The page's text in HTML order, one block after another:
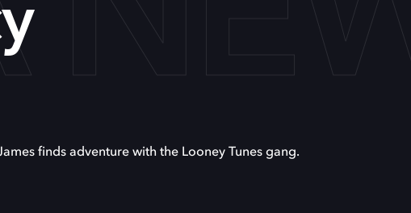
finds adventure with the Looney Tunes gang.